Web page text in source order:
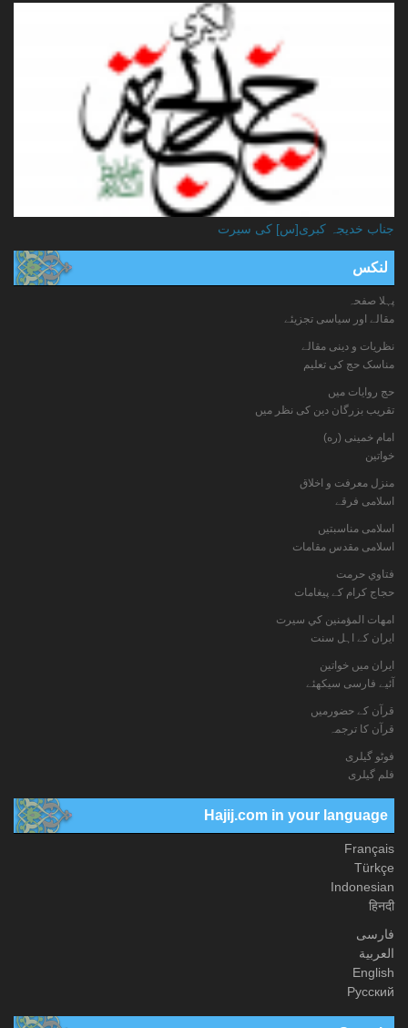
جناب خدیجہ کبری[س] کی سیرت
لنکس
پہلا صفحہ
مقالے اور سیاسی تجزیئے
نظریات و دینی مقالے
مناسک حج کی تعلیم
حج روایات میں
تقریب بزرگان دین کی نظر میں
امام خمینی (ره)
خواتين
منزل معرفت و اخلاق
اسلامی فرقے
اسلامی مناسبتیں
اسلامی مقدس مقامات
فتاوي حرمت
حجاج کرام کے پیغامات
امهات المؤمنين كي سيرت
ایران کے اہل سنت
ایران میں خواتین
آئیے فارسی سیکھئے
قرآن کے حضورمیں
قرآن کا ترجمہ
فوٹو گيلری
فلم گیلری
Hajij.com in your language
Français
Türkçe
Indonesian
हिनदी
فارسی
العربیة
English
Русский